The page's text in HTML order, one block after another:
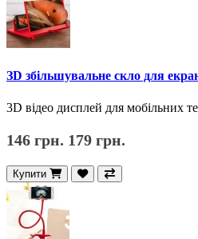
ЗD збільшувальне скло для
3D відео дисплей для мобільних
146 грн. 179 грн.
Купити